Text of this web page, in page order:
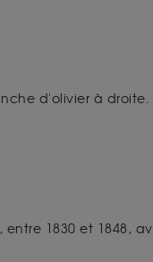
d'olivier à droite.
1830 et 1848,